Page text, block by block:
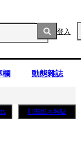
登入
欄 動態雜誌
訂閱紙本雜誌